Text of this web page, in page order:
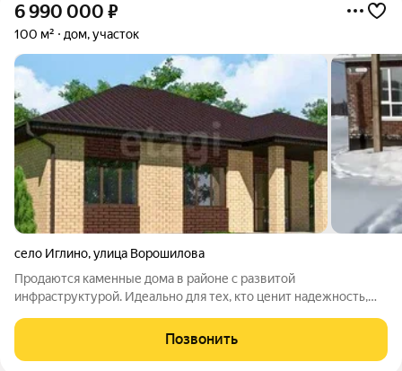
6 990 000 ₽
100 м² дом, участок
село Иглино,улица Ворошилова
Продаются каменные дома в районе с развитой
инфраструктурой. Идеально для тех, кто ценит надежность,
НАДЕЖНЫЕ КАМЕННЫЕ ТЕХНОЛОГИИ. Дома строятся из
современных материалов: Теплоблок (трехслойный):
Позвонить